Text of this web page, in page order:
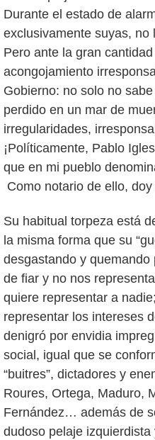
Durante el estado de
exclusivamente suyas,
Pero ante la gran
acongojamiento
Gobierno: no solo no
perdido en un mar de
irregularidades,
¡Políticamente, Pablo
que en mi pueblo
Como notario de ello, doy
Su habitual torpeza está
la misma forma que su
desgastando y
de fiar y no nos
quiere representar a
representar los intereses
denigró por envidia
social, igual que se
“buitres”, dictadores y
Roures, Ortega, Maduro,
Fernández… además de
dudoso pelaje